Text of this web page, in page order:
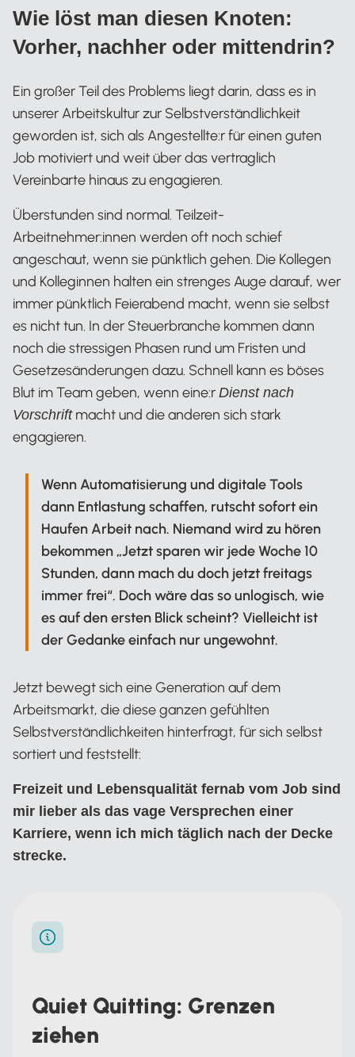
Wie löst man diesen Knoten:
Vorher, nachher oder mittendrin?
Ein großer Teil des Problems liegt darin, dass es in
unserer Arbeitskultur zur Selbstverständlichkeit
geworden ist, sich als Angestellte:r für einen guten
Job motiviert und weit über das vertraglich
Vereinbarte hinaus zu engagieren.
Überstunden sind normal. Teilzeit-
Arbeitnehmer:innen werden oft noch schief
angeschaut, wenn sie pünktlich gehen. Die Kollegen
und Kolleginnen halten ein strenges Auge darauf, wer
immer pünktlich Feierabend macht, wenn sie selbst
es nicht tun. In der Steuerbranche kommen dann
noch die stressigen Phasen rund um Fristen und
Gesetzesänderungen dazu. Schnell kann es böses
Blut im Team geben, wenn eine:r Dienst nach
Vorschriftmacht und die anderen sich stark
engagieren.
Wenn Automatisierung und digitale Tools
dann Entlastung schaffen, rutscht sofort ein
Haufen Arbeit nach. Niemand wird zu hören
bekommen „Jetzt sparen wir jede Woche 10
Stunden, dann mach du doch jetzt freitags
immer frei“. Doch wäre das so unlogisch, wie
es auf den ersten Blick scheint? Vielleicht ist
der Gedanke einfach nur ungewohnt.
Jetzt bewegt sich eine Generation auf dem
Arbeitsmarkt, die diese ganzen gefühlten
Selbstverständlichkeiten hinterfragt, für sich selbst
sortiert und feststellt:
Freizeit und Lebensqualität fernab vom Job sind
mir lieber als das vage Versprechen einer
Karriere, wenn ich mich täglich nach der Decke
strecke.
Quiet Quitting: Grenzen
ziehen